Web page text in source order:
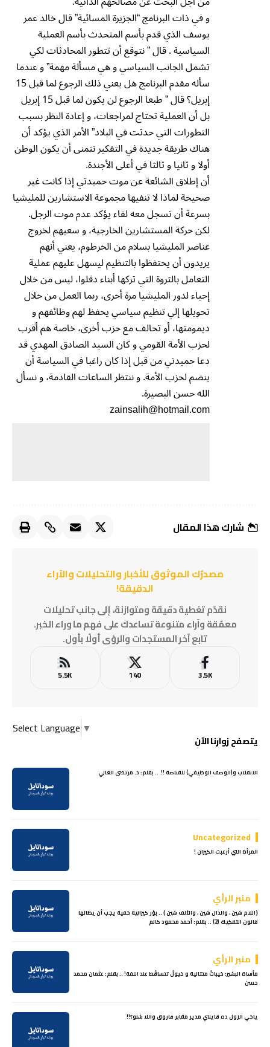
و في ذات البرنامج “الجزيرة المسائية” قال خالد عمر
يوسف الذي قدم بأسم المتحدث بأسم العملية
السياسية . قال ” نتوقع أن تتطور المحادثات لكي
تشمل الجانب السياسي و هي مسألة مهمة” و عندما
سأله مقدم البرنامج هل يعني ذلك الرجوع لما قبل 15
إبريل؟ قال ” طبعا الرجوع لن يكون لما قبل 15 إبريل
بل أن العملية تحتاج لمراجعات، و إعادة النظر بسبب
التطورات التي حدثت في البلاد” الأمر الذي يؤكد أن
هناك طريقة جديدة في التفكير نتمنى أن يكون الوطن
أولا و ثانيا و ثالثا في أعلى الأجندة.
أن إطلاق الشائعة عن موت حميدتي إذا كانت غير
صحيحة لماذا لا تنفيها مجموعة الاستشارين للمليشيا
بسرعة أن تسجل معه لقاء يؤكد عدم موت الرجل.
لكن حركة المستشارين الخارجية، و سعيهم لخروج
عناصر المليشيا بسلام من الخرطوم، يعني أنهم
يريدون أن يحتفظوا بالتنظيم ليسهل عليهم عملية
التعامل بالثروة التي تركها أبناء دقلوا، ليس من خلال
إحياء لدور المليشيا مرة أخرى، ربما العمل من خلال
تحويلها إلي تنظيم سياسي يحفظ لهم وظائفهم و
ديمومتها، أو تحالف مع حزب أخرى، خاصة هم أقرب
لحزب الأمة القومي و كان السيد الصادق المهدي قد
دعا حميدتي من قبل إذا كان راغبا في السياسة أن
ينضم لحزب الأمة. و ننتظر الساعات القادمة، و نسأل
الله حسن البصيرة.
zainsalih@hotmail.com
شارك هذا المقال
مصدرُك الموثوق للأخبار والتحليلات والآراء
الدقيقة!
نقدّم تغطية دقيقة ومتوازنة، إلى جانب تحليلات
معمّقة وآراء متنوعة تساعدك على فهم ما وراء الخبر.
تابع آخر المستجدات والرؤى أولًا بأول.
3.5K
140
5.5K
Select Language ▼
يتصفح زوارنا الآن
الانقلاب و(الوصف الوظيفي) للقناصة !! .. بقلم: د. مرتضى الغالي
Uncategorized
المرأة التي أرعبت الكيزان !
منبر الرأي
{اللام شين ، والدال شين ، والألف شين } .. بؤر كيزانية خفية يجب أن يطالها
قانون التفكيك (2) .. بقلم: أحمد محمود كانم
منبر الرأي
مأساة البشير: خيباتٌ متتالية و خيولٌ تتساقُط عند اللفة! .. بقلم: عثمان محمد
حسن
ياخي الزول ده قايلني مدير مقابر فاروق واللا شنو؟!!